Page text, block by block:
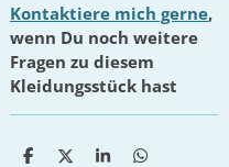
Kontaktiere mich gerne,
wenn Du noch weitere
Fragen zu diesem
Kleidungsstück hast
T
T
T
T